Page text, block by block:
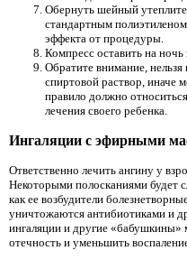
Обернуть шейный
стандартным
эффекта от процедуры.
Компресс оставить на
Обратите внимание,
спиртовой раствор, иначе
правило должно
лечения своего ребенка.
Ингаляции с эфирными
Ответственно лечить ангину у
Некоторыми полосканиями будет
как ее возбудители
уничтожаются антибиотиками и
ингаляции и другие «бабушкины»
отечность и уменьшить